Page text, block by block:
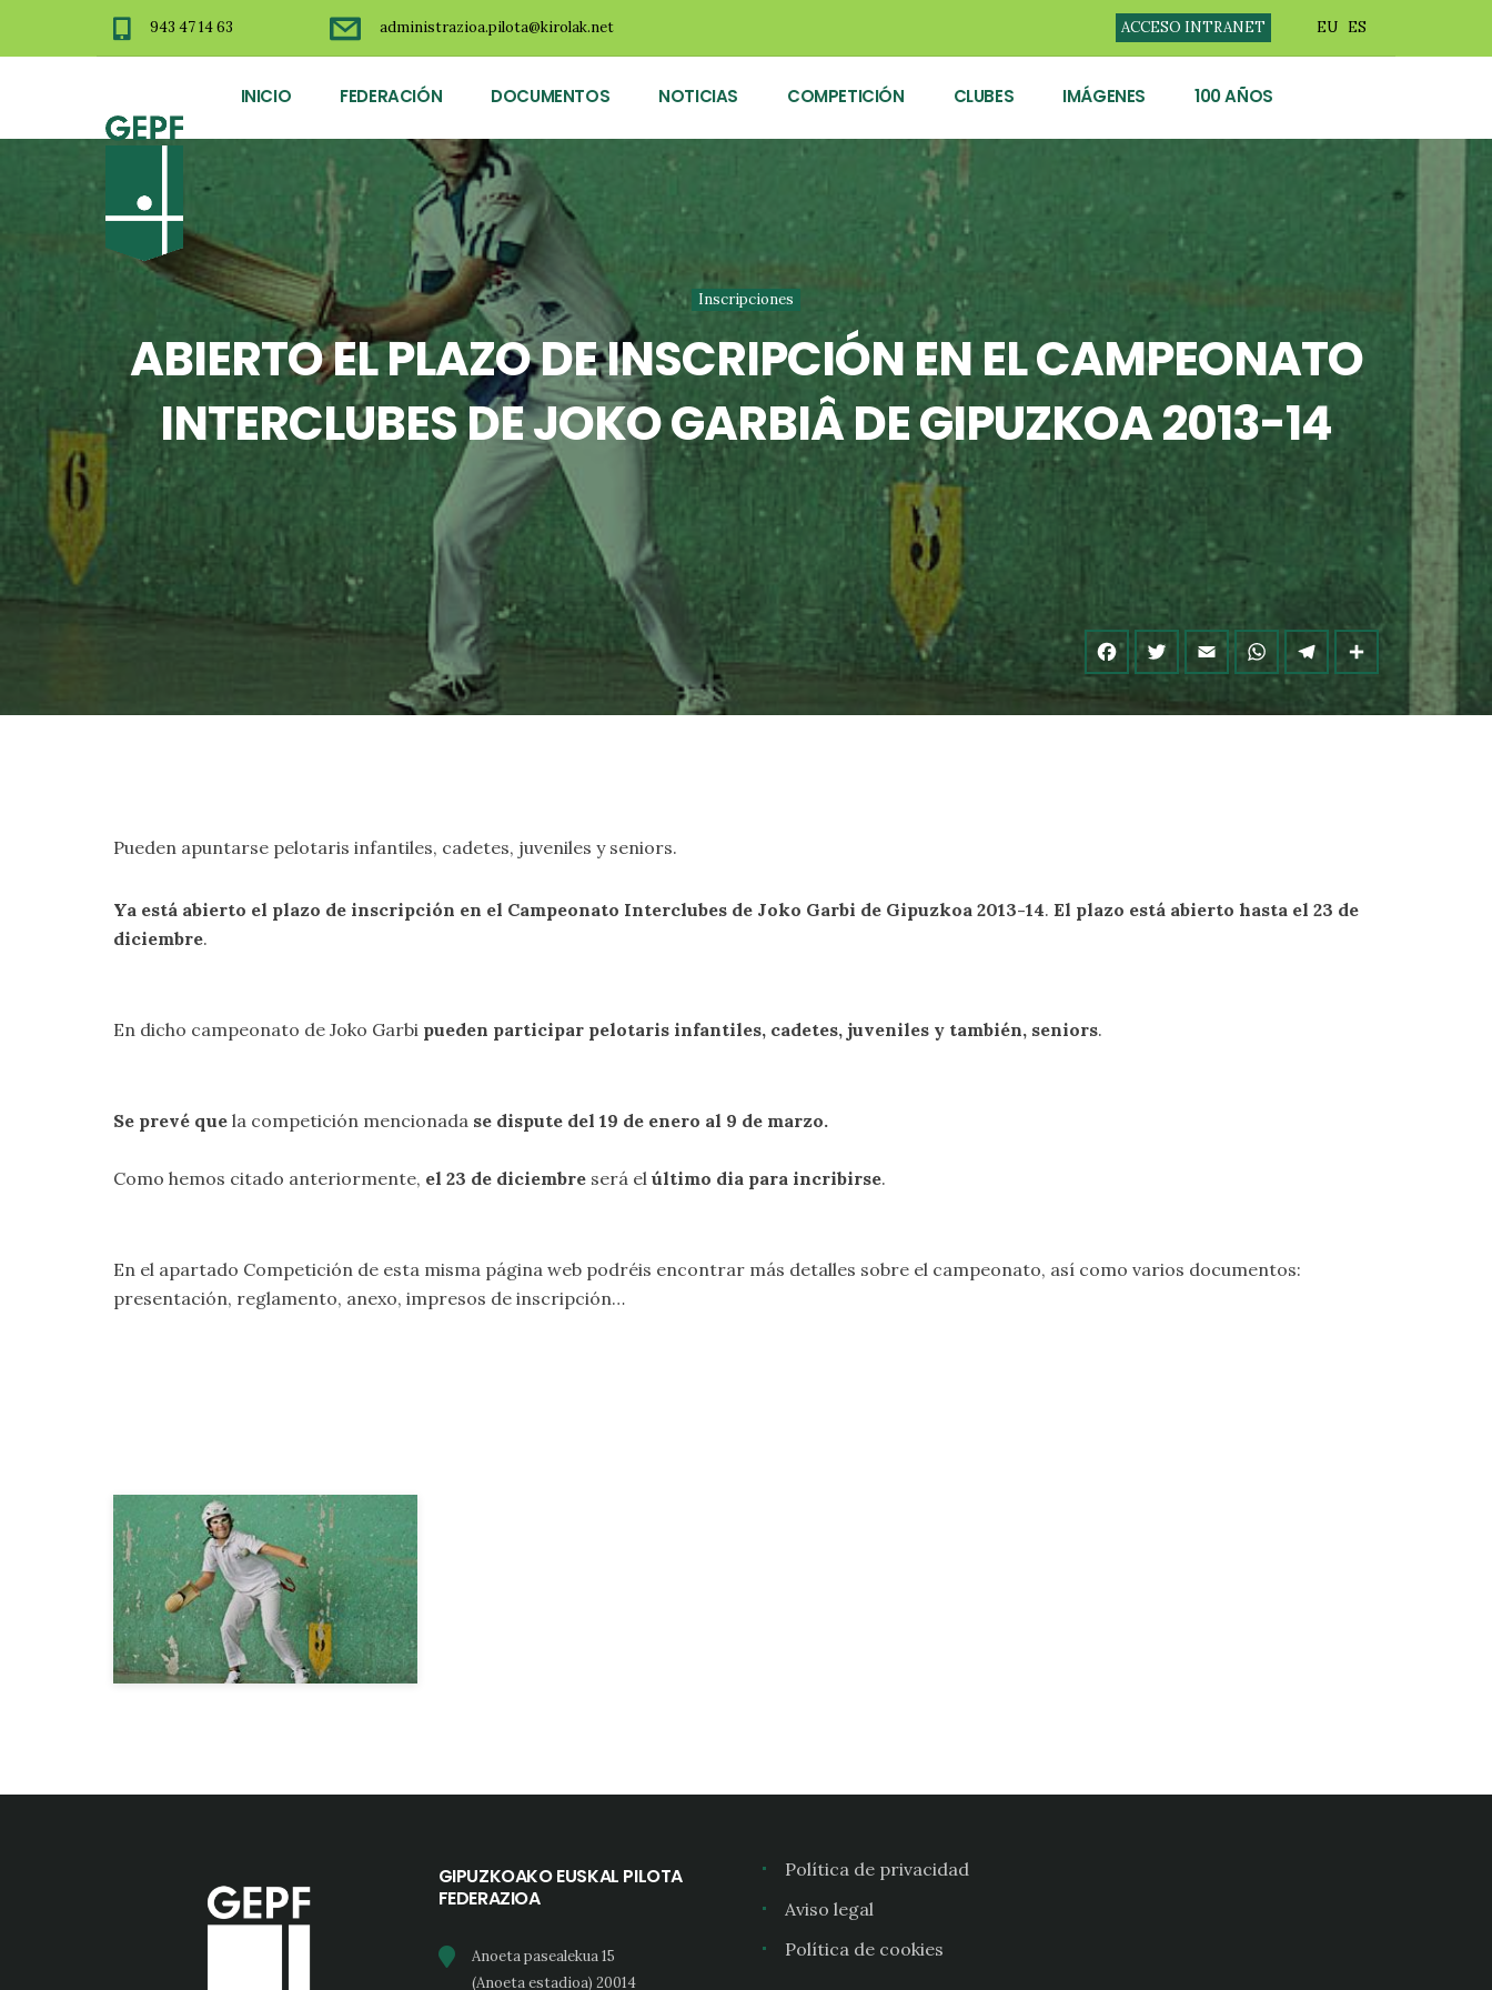
943 47 14 63 administrazioa.pilota@kirolak.net ACCESO INTRANET EU ES
INICIO FEDERACIÓN DOCUMENTOS NOTICIAS COMPETICIÓN CLUBES IMÁGENES 100 AÑOS
Inscripciones
ABIERTO EL PLAZO DE INSCRIPCIÓN EN EL CAMPEONATO
INTERCLUBES DE JOKO GARBIÂ DE GIPUZKOA 2013-14
Pueden apuntarse pelotaris infantiles, cadetes, juveniles y seniors.
Ya está abierto el plazo de inscripción en el Campeonato Interclubes de Joko Garbi de Gipuzkoa 2013-14. El plazo está abierto hasta el 23 de
diciembre.
En dicho campeonato de Joko Garbi pueden participar pelotaris infantiles, cadetes, juveniles y también, seniors.
Se prevé que la competición mencionada se dispute del 19 de enero al 9 de marzo.
Como hemos citado anteriormente, el 23 de diciembre será el último dia para incribirse.
En el apartado Competición de esta misma página web podréis encontrar más detalles sobre el campeonato, así como varios documentos:
presentación, reglamento, anexo, impresos de inscripción…
GIPUZKOAKO EUSKAL PILOTA
FEDERAZIOA
Anoeta pasealekua 15
(Anoeta estadioa) 20014
Política de privacidad
Aviso legal
Política de cookies